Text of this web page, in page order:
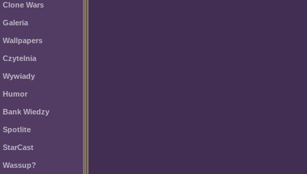
Clone Wars
Galeria
Wallpapers
Czytelnia
Wywiady
Humor
Bank Wiedzy
Spotlite
StarCast
Wassup?